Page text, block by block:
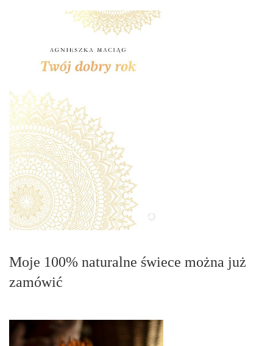
Moje 100% naturalne świece można już
zamówić